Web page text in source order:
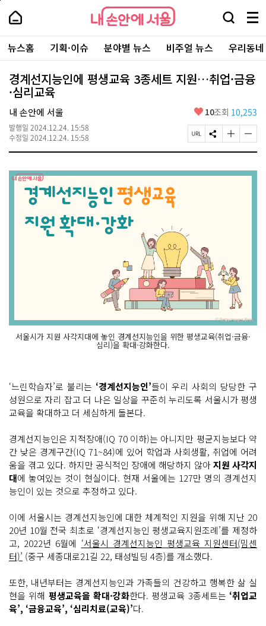
본
로
가
내
손
안
에
서
울
-
서
울
시
대
표
소
통
포
내
손
에
울
검
창
열
기
메
뉴
전
체
보
기
주
요
서
뉴스홈 기획·이슈 분야별 뉴스 비주얼 뉴스 우리동
경계선지능인에 평생교육 3종세트 지원…취업·금융
·심리교육
내 손안에 서울
발행일 2024.12.24. 15:58
수정일 2024.12.24. 15:58
좋
요
10조회 10,253
페
이
U
R
S
N
공
유
글
자
기
크
글
자
기
작
서울시가 지원 사각지대에 놓인 경계선지능인을 위한 평생교육(취업·금융·
심리)을 확대·강화한다.
‘느린학습자’로 불리는 ‘경계선지능인’들이 우리 사회의 당당한 구
성원으로 자리 잡고 더 나은 일상을 꾸준히 누리도록 서울시가 평생
교육을 확대하고 더 세심하게 돌본다.
경계선지능인은 지적장애(IQ 70 이하)는 아니지만 평균지능보다 약
간 낮은 경계구간(IQ 71~84)에 있어 학업과 사회생활, 취업에 어려
움을 겪고 있다. 하지만 공식적인 장애에 해당하지 않아지원 사각지
대에 놓여있는 것이 현실이다. 현재 서울에는 127만 명의 경계선지
능인이 있는 것으로 추정하고 있다.
이에 서울시는 경계선지능인에 대한 체계적인 지원을 위해 지난 20
20년 10월 전국 최초로 ‘경계선지능인 평생교육지원조례’를 제정하
고, 2022년 6월에 ‘서울시 경계선지능인 평생교육 지원센터(밈센
터)’ (중구 세종대로21길 22, 태성빌딩 4층)를 개소했다.
또한, 내년부터는 경계선지능인과 가족들의 건강하고 행복한 삶 실
현을 위해 평생교육을 확대·강화한다. 평생교육 3종세트는 ‘취업교
육’, ‘금융교육’, ‘심리치료(교육)’다.
페
상
단
로